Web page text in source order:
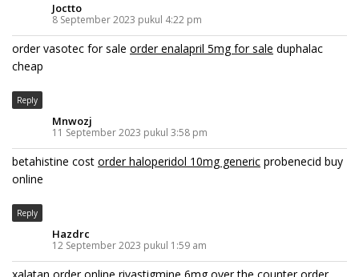
Joctto
8 September 2023 pukul 4:22 pm
order vasotec for sale order enalapril 5mg for sale duphalac
cheap
Reply
Mnwozj
11 September 2023 pukul 3:58 pm
betahistine cost order haloperidol 10mg generic probenecid buy
online
Reply
Hazdrc
12 September 2023 pukul 1:59 am